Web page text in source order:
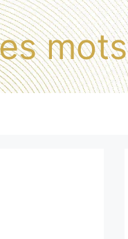
mots